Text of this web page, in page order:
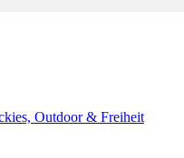
Outdoor & Freiheit